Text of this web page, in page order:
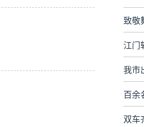
我市
百余